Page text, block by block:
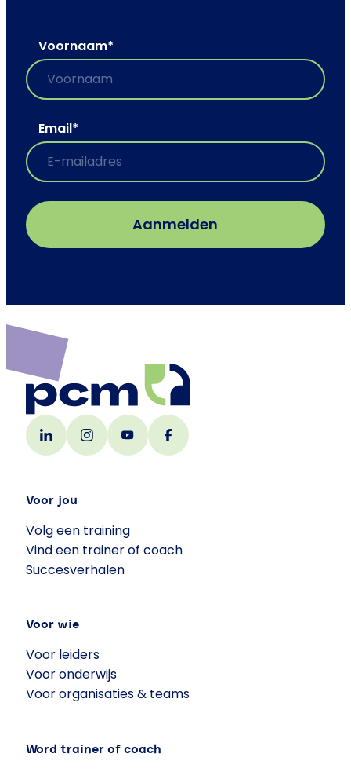
Voornaam*
Email*
Voor jou
Volg een training
Vind een trainer of coach
Succesverhalen
Voor wie
Voor leiders
Voor onderwijs
Voor organisaties & teams
Word trainer of coach